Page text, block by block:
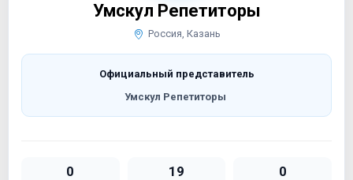
Умскул Репетиторы
Россия, Казань
Официальный представитель
Умскул Репетиторы
0 19 0